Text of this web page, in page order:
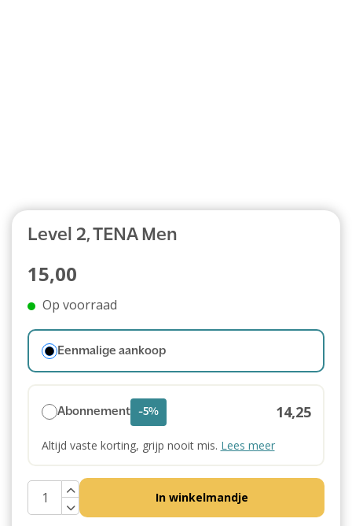
Level 2, TENA Men
15,00
Op voorraad
Eenmalige aankoop
Abonnement -5% 14,25
Altijd vaste korting, grijp nooit mis. Lees meer
In winkelmandje